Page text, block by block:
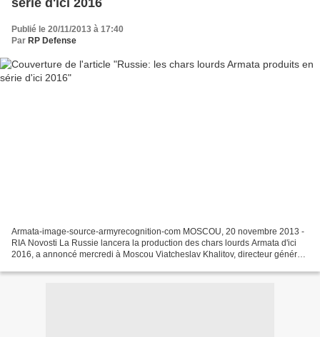
série d'ici 2016
Publié le 20/11/2013 à 17:40
Par RP Defense
Armata-image-source-armyrecognition-com MOSCOU, 20 novembre 2013 -
RIA Novosti La Russie lancera la production des chars lourds Armata d'ici
2016, a annoncé mercredi à Moscou Viatcheslav Khalitov, directeur général